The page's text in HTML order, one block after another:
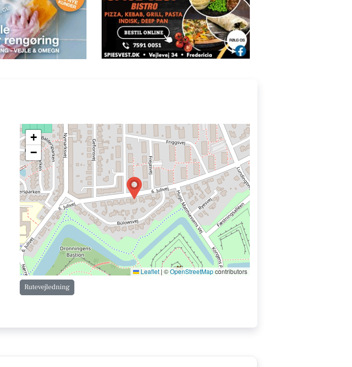
+
−
Leaflet | ©OpenStreetMapcontributors
Rutevejledning